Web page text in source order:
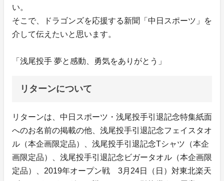
い。
そこで、ドラゴンズを応援する新聞「中日スポーツ」を
介して伝えたいと思います。
「浅尾投手 夢と感動、勇気をありがとう」
リターンについて
リターンは、中日スポーツ・浅尾投手引退記念特集紙面
へのお名前の掲載の他、浅尾投手引退記念フェイスタオ
ル（本企画限定品）、浅尾投手引退記念Tシャツ（本企
画限定品）、浅尾投手引退記念ビガータオル（本企画限
定品）、2019年オープン戦 3月24日（日）対東北楽天